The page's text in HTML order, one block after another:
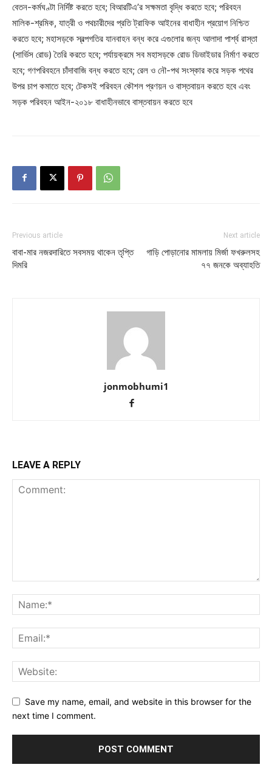
বেতন-কর্মঘণ্টা নির্দিষ্ট করতে হবে; বিআরটিএ’র সক্ষমতা বৃদ্ধি করতে হবে; পরিবহন
মালিক-শ্রমিক, যাত্রী ও পথচারীদের প্রতি ট্রাফিক আইনের বাধাহীন প্রয়োগ নিশ্চিত
করতে হবে; মহাসড়কে স্বল্পগতির যানবাহন বন্ধ করে এগুলোর জন্য আলাদা পার্শ্ব রাস্তা
(সার্ভিস রোড) তৈরি করতে হবে; পর্যায়ক্রমে সব মহাসড়কে রোড ডিভাইডার নির্মাণ করতে
হবে; গণপরিবহনে চাঁদাবাজি বন্ধ করতে হবে; রেল ও নৌ-পথ সংস্কার করে সড়ক পথের
উপর চাপ কমাতে হবে; টেকসই পরিবহন কৌশল প্রণয়ন ও বাস্তবায়ন করতে হবে এবং
সড়ক পরিবহন আইন-২০১৮ বাধাহীনভাবে বাস্তবায়ন করতে হবে
Previous article
বাবা-মার নজরদারিতে সবসময় থাকেন তৃপ্তি
দিমরি
Next article
গাড়ি পোড়ানোর মামলায় মির্জা ফখরুলসহ
৭৭ জনকে অব্যাহতি
jonmobhumi1
LEAVE A REPLY
Save my name, email, and website in this browser for the
next time I comment.